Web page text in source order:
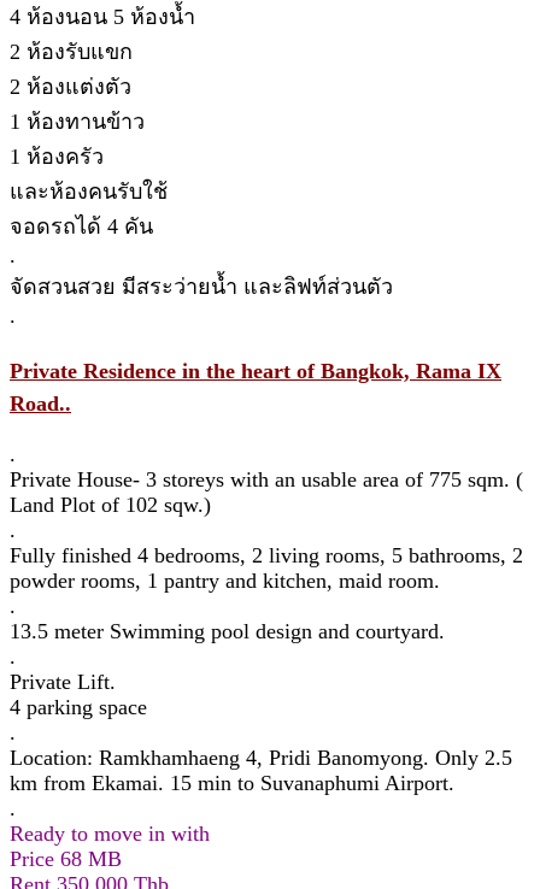
4 ห้องนอน 5 ห้องน้ำ
2 ห้องรับแขก
2 ห้องแต่งตัว
1 ห้องทานข้าว
1 ห้องครัว
และห้องคนรับใช้
จอดรถได้ 4 คัน
.
จัดสวนสวย มีสระว่ายน้ำ และลิฟท์ส่วนตัว
.
Private Residence in the heart of Bangkok, Rama IX
Road..
.
Private House- 3 storeys with an usable area of 775 sqm. (
Land Plot of 102 sqw.)
.
Fully finished 4 bedrooms, 2 living rooms, 5 bathrooms, 2
powder rooms, 1 pantry and kitchen, maid room.
.
13.5 meter Swimming pool design and courtyard.
.
Private Lift.
4 parking space
.
Location: Ramkhamhaeng 4, Pridi Banomyong. Only 2.5
km from Ekamai. 15 min to Suvanaphumi Airport.
.
Ready to move in with
Price 68 MB